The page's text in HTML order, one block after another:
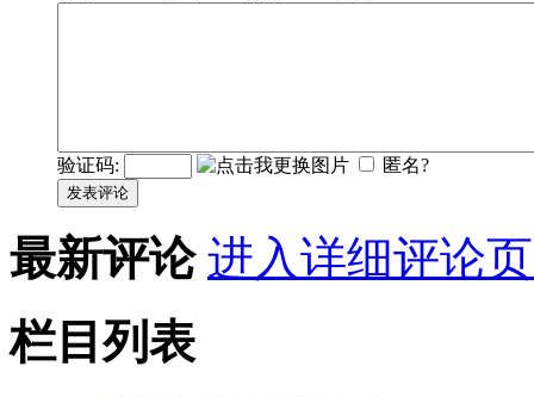
验证码: 匿名?
发表评论
最新评论 进入详细评论
栏目列表